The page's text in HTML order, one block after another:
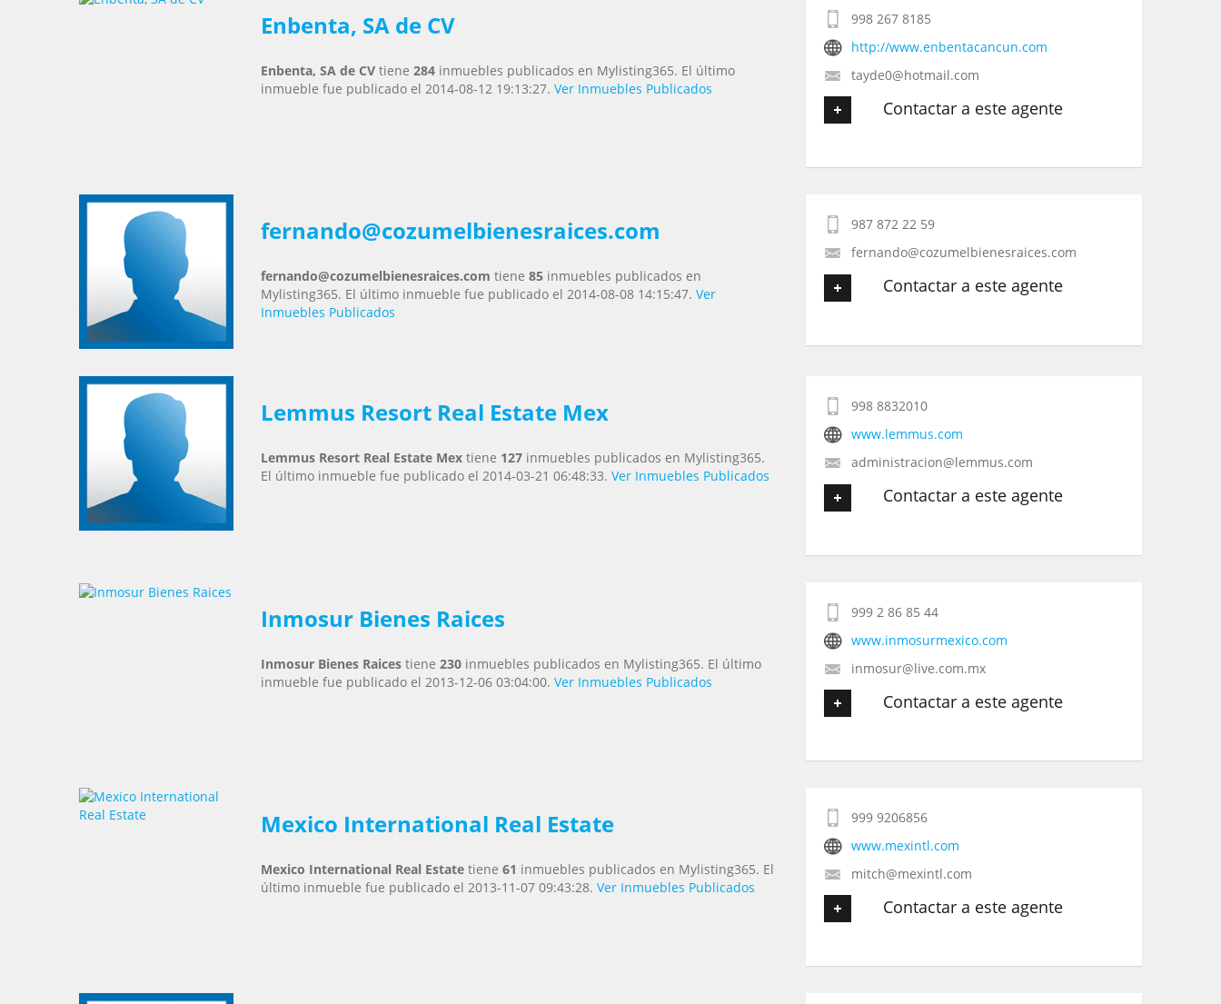
Tu Email *
Tu Teléfono
Enbenta, SA de CV
Enbenta, SA de CV tiene 284 inmuebles publicados en Mylisting365. El último
inmueble fue publicado el 2014-08-12 19:13:27. Ver Inmuebles Publicados
998 267 8185
http://www.enbentacancun.com
tayde0@hotmail.com
Contactar a este agente
Tu Teléfono
fernando@cozumelbienesraices.com
fernando@cozumelbienesraices.com tiene 85 inmuebles publicados en
Mylisting365. El último inmueble fue publicado el 2014-08-08 14:15:47. Ver
Inmuebles Publicados
987 872 22 59
fernando@cozumelbienesraices.com
Contactar a este agente
Tu Email*
Lemmus Resort Real Estate Mex
Lemmus Resort Real Estate Mex tiene 127 inmuebles publicados en Mylisting365.
El último inmueble fue publicado el 2014-03-21 06:48:33. Ver Inmuebles Publicados
998 8832010
www.lemmus.com
administracion@lemmus.com
Contactar a este agente
Inmosur Bienes Raices
Inmosur Bienes Raices tiene 230 inmuebles publicados en Mylisting365. El último
inmueble fue publicado el 2013-12-06 03:04:00. Ver Inmuebles Publicados
999 2 86 85 44
www.inmosurmexico.com
inmosur@live.com.mx
Contactar a este agente
Mexico International Real Estate
Mexico International Real Estate tiene 61 inmuebles publicados en Mylisting365. El
último inmueble fue publicado el 2013-11-07 09:43:28. Ver Inmuebles Publicados
999 9206856
www.mexintl.com
mitch@mexintl.com
Contactar a este agente